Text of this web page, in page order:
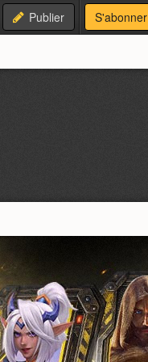
Publier S'abonner